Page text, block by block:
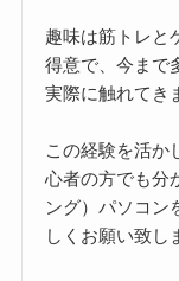
趣味は筋トレと
得意で、今まで
実際に触れてき
この経験を活か
心者の方でも分
ング）パソコン
しくお願い致し